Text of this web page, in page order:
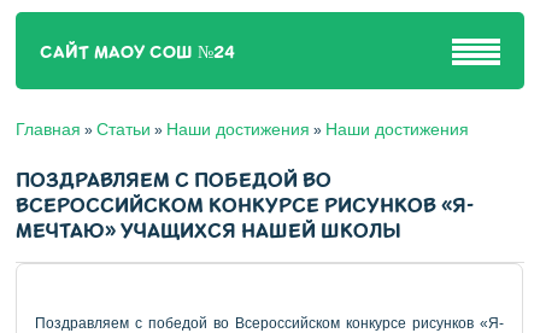
САЙТ МАОУ СОШ №24
Главная »Статьи » Наши достижения » Наши достижения
ПОЗДРАВЛЯЕМ С ПОБЕДОЙ ВО
ВСЕРОССИЙСКОМ КОНКУРСЕ РИСУНКОВ «Я-
МЕЧТАЮ» УЧАЩИХСЯ НАШЕЙ ШКОЛЫ
Поздравляем с победой во Всероссийском конкурсе рисунков «Я-